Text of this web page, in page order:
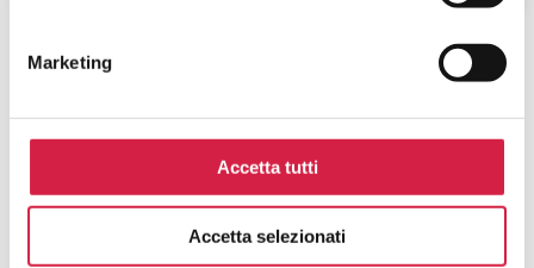
Marketing
Accetta tutti
Accetta selezionati
FAQ SUGLI OSPEDALI BOLLINO
ROSA